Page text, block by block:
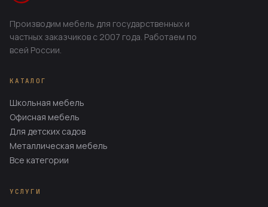
Производим мебель для государственных и
частных заказчиков с 2007 года. Работаем по
всей России.
КАТАЛОГ
Школьная мебель
Офисная мебель
Для детских садов
Металлическая мебель
Все категории
УСЛУГИ